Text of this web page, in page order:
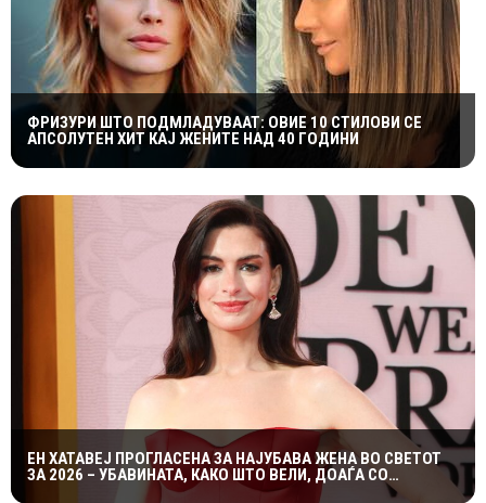
ФРИЗУРИ ШТО ПОДМЛАДУВААТ: ОВИЕ 10 СТИЛОВИ СЕ
АПСОЛУТЕН ХИТ КАЈ ЖЕНИТЕ НАД 40 ГОДИНИ
ЕН ХАТАВЕЈ ПРОГЛАСЕНА ЗА НАЈУБАВА ЖЕНА ВО СВЕТОТ
ЗА 2026 – УБАВИНАТА, КАКО ШТО ВЕЛИ, ДОАЃА СО
САМОДОВЕРБАТА